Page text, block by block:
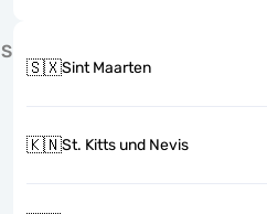
S
🇸🇽Sint Maarten
🇰🇳St. Kitts und Nevis